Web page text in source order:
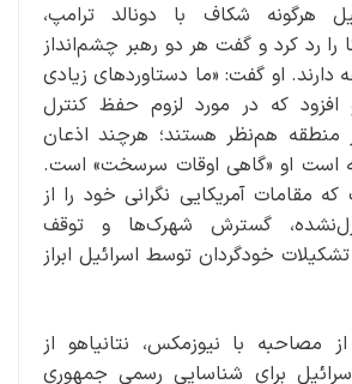
هرگونه شکاف با دونالد ترامپ،
را رد کرد و گفت هر دو رهبر چشم‌انداز
دارند. او گفت: «ما دستاوردهای زیادی
افزود که در مورد لزوم حفظ کنترل
منطقه هم‌نظر هستند؛ هرچند اذعان
است او «گاهی اوقات سرسخت» است.
مقامات آمریکایی نگرانی خود را از
گسترش شهرک‌ها و توقف
خودگردان توسط اسرائیل ابراز
مصاحبه با نیوزمکس، نتانیاهو از
برای شناسایی رسمی جمهوری